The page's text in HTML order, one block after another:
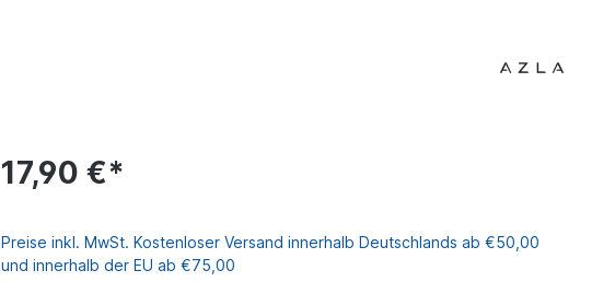
17,90 €*
Preise inkl. MwSt. Kostenloser Versand innerhalb Deutschlands ab €50,00
und innerhalb der EU ab €75,00